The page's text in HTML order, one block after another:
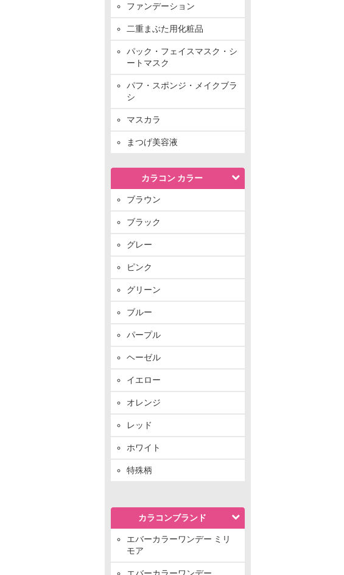
ファンデーション
二重まぶた用化粧品
パック・フェイスマスク・シ
ートマスク
パフ・スポンジ・メイクブラ
シ
マスカラ
まつげ美容液
カラコン カラー
ブラウン
ブラック
グレー
ピンク
グリーン
ブルー
パープル
ヘーゼル
イエロー
オレンジ
レッド
ホワイト
特殊柄
カラコンブランド
エバーカラーワンデー ミリ
モア
エバーカラーワンデー